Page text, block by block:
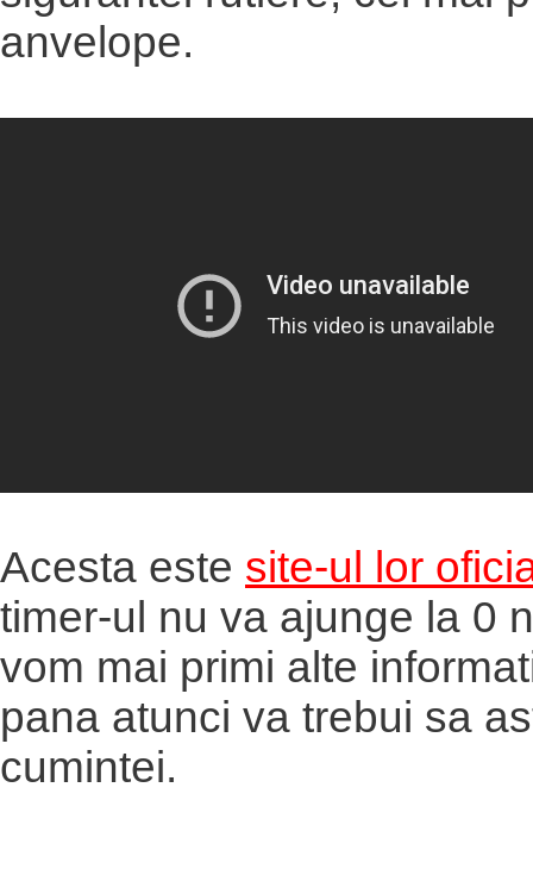
anvelope.
Acesta este site-ul lor
timer-ul nu va ajunge la 0
vom mai primi alte
pana atunci va trebui sa
cumintei.